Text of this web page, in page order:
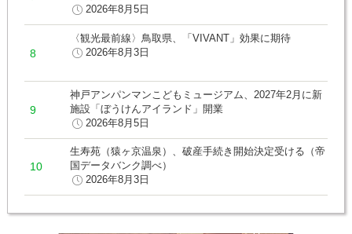
2026年8月5日
〈観光最前線〉鳥取県、「VIVANT」効果に期待
2026年8月3日
神戸アンパンマンこどもミュージアム、2027年2月に新
施設「ぼうけんアイランド」開業
2026年8月5日
生寿苑（猿ヶ京温泉）、破産手続き開始決定受ける（帝
国データバンク調べ）
2026年8月3日